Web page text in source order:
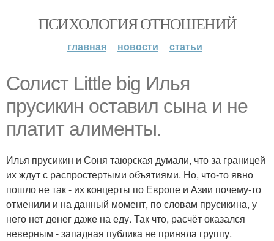
ПСИХОЛОГИЯ ОТНОШЕНИЙ
главная новости статьи
Солист Little big Илья
прусикин оставил сына и не
платит алименты.
Илья прусикин и Соня таюрская думали, что за границей
их ждут с распростертыми объятиями. Но, что-то явно
пошло не так - их концерты по Европе и Азии почему-то
отменили и на данный момент, по словам прусикина, у
него нет денег даже на еду. Так что, расчёт оказался
неверным - западная публика не приняла группу.